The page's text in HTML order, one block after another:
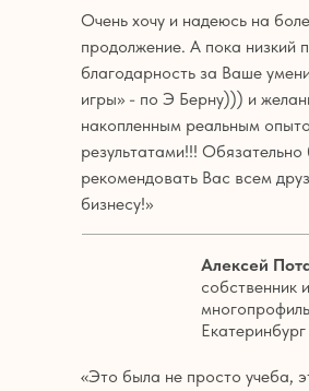
Очень хочу и надеюсь на
продолжение. А пока низкий
благодарность за Ваше
игры» - по Э Берну))) и
накопленным реальным
результатами!!! Обязательно
рекомендовать Вас всем
бизнесу!»
«Это была не просто учеба,
Алексей
собственник
Екатеринбург